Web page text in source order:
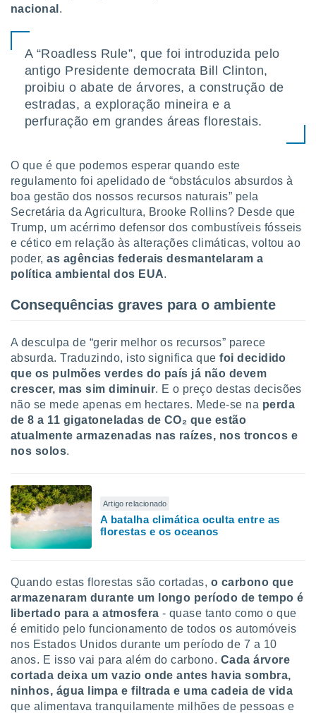
nacional .
A “Roadless Rule”, que foi introduzida pelo
antigo Presidente democrata Bill Clinton,
proibiu o abate de árvores, a construção de
estradas, a exploração mineira e a
perfuração em grandes áreas florestais.
O que é que podemos esperar quando este
regulamento foi apelidado de “obstáculos absurdos à
boa gestão dos nossos recursos naturais” pela
Secretária da Agricultura, Brooke Rollins? Desde que
Trump, um acérrimo defensor dos combustíveis fósseis
e cético em relação às alterações climáticas, voltou ao
poder,as agências federais desmantelaram a
política ambiental dos EUA.
Consequências graves para o ambiente
A desculpa de “gerir melhor os recursos” parece
absurda. Traduzindo, isto significa quefoi decidido
que os pulmões verdes do país já não devem
crescer, mas sim diminuir. E o preço destas decisões
não se mede apenas em hectares. Mede-se na perda
de 8 a 11 gigatoneladas de CO₂ que estão
atualmente armazenadas nas raízes, nos troncos e
nos solos.
Artigo relacionado
A batalha climática oculta entre as
florestas e os oceanos
Quando estas florestas são cortadas, o carbono que
armazenaram durante um longo período de tempo é
libertado para a atmosfera - quase tanto como o que
é emitido pelo funcionamento de todos os automóveis
nos Estados Unidos durante um período de 7 a 10
anos. E isso vai para além do carbono. Cada árvore
cortada deixa um vazio onde antes havia sombra,
ninhos, água limpa e filtrada e uma cadeia de vida
que alimentava tranquilamente milhões de pessoas e